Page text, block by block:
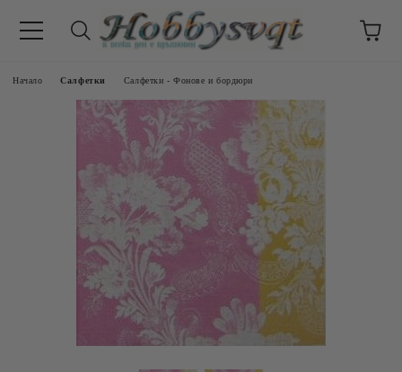
Начало Салфетки Салфетки - Фонове и бордюри